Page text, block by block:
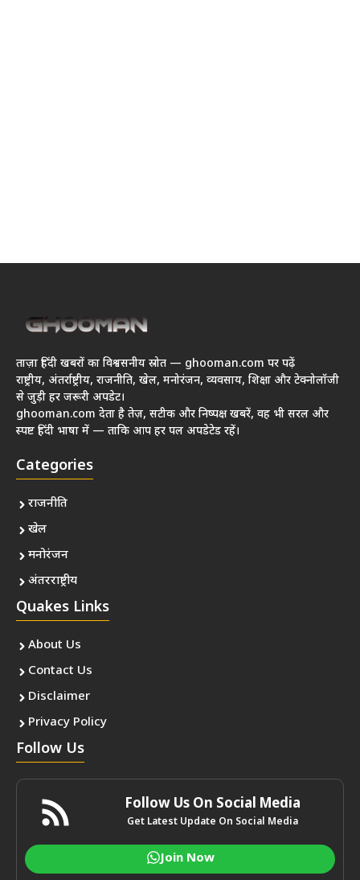
ताज़ा हिंदी खबरों का विश्वसनीय स्रोत — ghooman.com पर पढ़ें
राष्ट्रीय, अंतर्राष्ट्रीय, राजनीति, खेल, मनोरंजन, व्यवसाय, शिक्षा और टेक्नोलॉजी
से जुड़ी हर जरूरी अपडेट।
ghooman.com देता है तेज़, सटीक और निष्पक्ष खबरें, वह भी सरल और
स्पष्ट हिंदी भाषा में — ताकि आप हर पल अपडेटेड रहें।
Categories
राजनीति
खेल
मनोरंजन
अंतरराष्ट्रीय
Quakes Links
About Us
Contact Us
Disclaimer
Privacy Policy
Follow Us
Follow Us On Social Media
Get Latest Update On Social Media
Join Now